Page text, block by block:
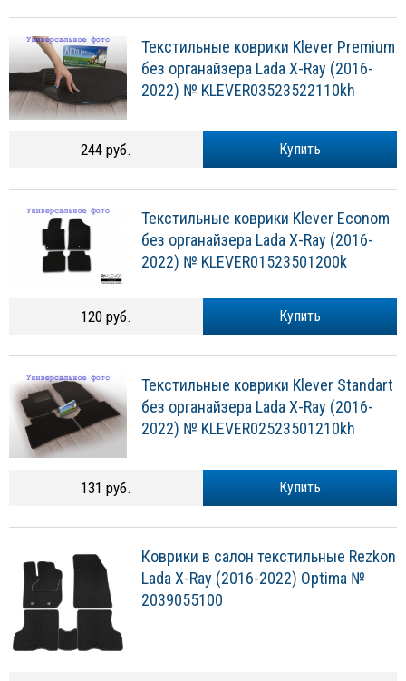
Текстильные коврики Klever Premium
без органайзера Lada X-Ray (2016-
2022) № KLEVER03523522110kh
Купить
244 руб.
Текстильные коврики Klever Econom
без органайзера Lada X-Ray (2016-
2022) № KLEVER01523501200k
Купить
120 руб.
Текстильные коврики Klever Standart
без органайзера Lada X-Ray (2016-
2022) № KLEVER02523501210kh
Купить
131 руб.
Коврики в салон текстильные Rezkon
Lada X-Ray (2016-2022) Optima №
2039055100